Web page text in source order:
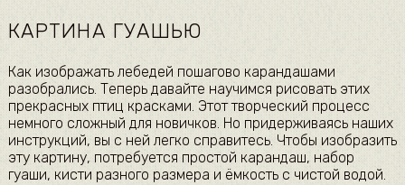
КАРТИНА ГУАШЬЮ
Как изображать лебедей пошагово карандашами
разобрались. Теперь давайте научимся рисовать этих
прекрасных птиц красками. Этот творческий процесс
немного сложный для новичков. Но придерживаясь наших
инструкций, вы с ней легко справитесь. Чтобы изобразить
эту картину, потребуется простой карандаш, набор
гуаши, кисти разного размера и ёмкость с чистой водой.